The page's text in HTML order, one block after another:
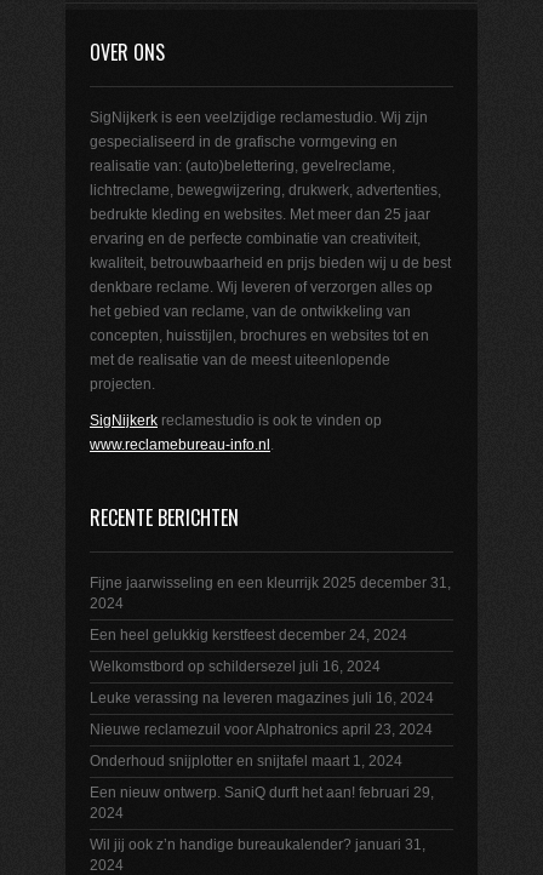
OVER ONS
SigNijkerk is een veelzijdige reclamestudio. Wij zijn
gespecialiseerd in de grafische vormgeving en
realisatie van: (auto)belettering, gevelreclame,
lichtreclame, bewegwijzering, drukwerk, advertenties,
bedrukte kleding en websites. Met meer dan 25 jaar
ervaring en de perfecte combinatie van creativiteit,
kwaliteit, betrouwbaarheid en prijs bieden wij u de best
denkbare reclame. Wij leveren of verzorgen alles op
het gebied van reclame, van de ontwikkeling van
concepten, huisstijlen, brochures en websites tot en
met de realisatie van de meest uiteenlopende
projecten.
SigNijkerk reclamestudio is ook te vinden op
www.reclamebureau-info.nl
RECENTE BERICHTEN
Fijne jaarwisseling en een kleurrijk 2025 december 31,
2024
Een heel gelukkig kerstfeest december 24, 2024
Welkomstbord op schildersezel juli 16, 2024
Leuke verassing na leveren magazines juli 16, 2024
Nieuwe reclamezuil voor Alphatronics april 23, 2024
Onderhoud snijplotter en snijtafel maart 1, 2024
Een nieuw ontwerp. SaniQ durft het aan! februari 29,
2024
Wil jij ook z’n handige bureaukalender? januari 31,
2024